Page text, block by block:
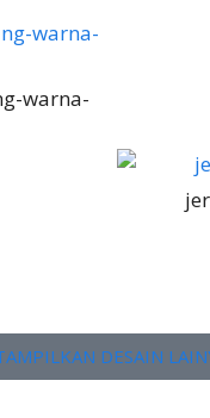
warna-
DESAIN